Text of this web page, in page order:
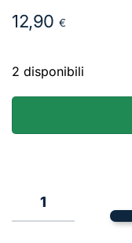
12,90 €
2 disponibili